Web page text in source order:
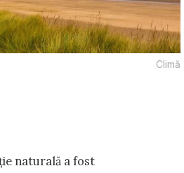
Climă
naturală a fost